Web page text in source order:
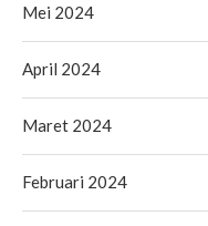
Mei 2024
April 2024
Maret 2024
Februari 2024